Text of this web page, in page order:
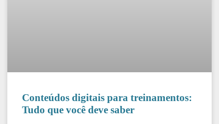
Conteúdos digitais para treinamentos:
Tudo que você deve saber